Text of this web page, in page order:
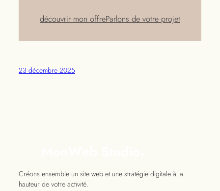
découvrir mon offreParlons de votre projet
23 décembre 2025
Créons ensemble un site web et une stratégie digitale à la
hauteur de votre activité.